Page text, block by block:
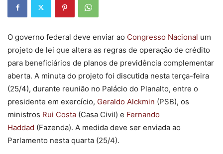
O governo federal deve enviar ao Congresso Nacional um
projeto de lei que altera as regras de operação de crédito
para beneficiários de planos de previdência complementar
aberta. A minuta do projeto foi discutida nesta terça-feira
(25/4), durante reunião no Palácio do Planalto, entre o
presidente em exercício, Geraldo Alckmin (PSB), os
ministros Rui Costa (Casa Civil) e Fernando
Haddad (Fazenda). A medida deve ser enviada ao
Parlamento nesta quarta (25/4).